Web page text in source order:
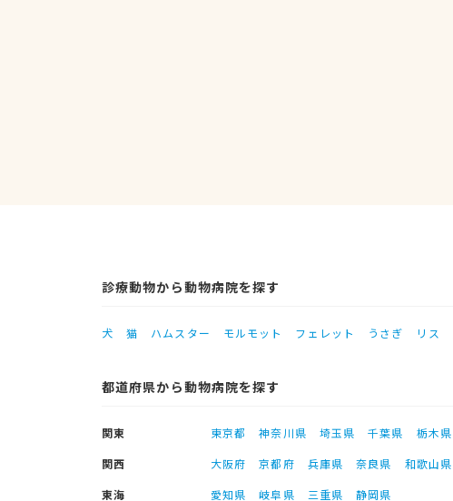
診療動物から動物病院を探す
犬 猫 ハムスター モルモット フェレット うさぎ リス
都道府県から動物病院を探す
関東 東京都 神奈川県 埼玉県 千葉県 栃木県
関西
大阪府 京都府 兵庫県 奈良県 和歌山県
東海
愛知県 岐阜県 三重県
静岡県